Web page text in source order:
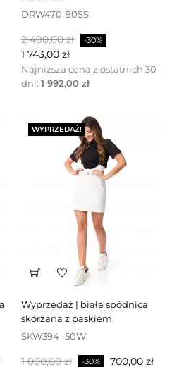
DRW470-90SS
Cena
podstawowa
2 490,00 zł -30%
1 743,00 zł
Najniższa cena z ostatnich 30
dni: 1 992,00 zł
WYPRZEDAŻ!
wyprzedaż | biała spódnica
skórzana z paskiem
SKW394 -50W
Cena
1 000,00 zł -30% Cena
700,00 zł